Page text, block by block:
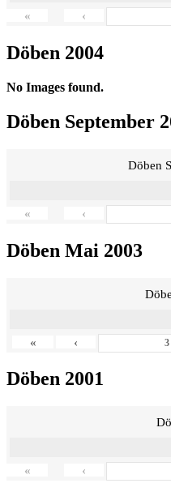
« ‹
Döben 2004
No Images found.
Döben September
Döben
« ‹
Döben Mai 2003
« ‹
Döben 2001
« ‹